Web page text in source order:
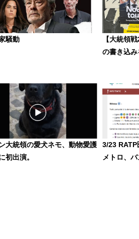
騒動
【大統領
の書き込み
大統領の愛犬ネモ、動物愛護
初出演。
3/23 RATP
メトロ、